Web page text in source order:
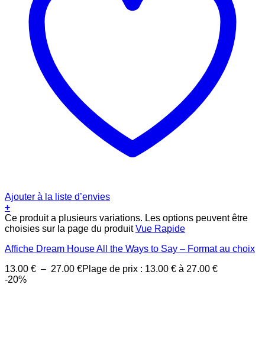
Ajouter à la liste d’envies
+
Ce produit a plusieurs variations. Les options peuvent être
choisies sur la page du produitVue Rapide
Affiche Dream House All the Ways to Say – Format au choix
13.00 € – 27.00 €Plage de prix : 13.00 € à 27.00 €
-20%